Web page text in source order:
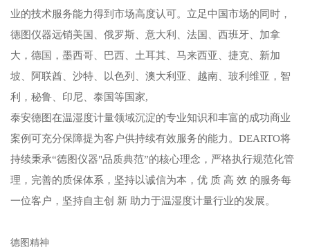
业的技术服务能力得到市场高度认可。立足中国市场的同时，
德图仪器远销美国、俄罗斯、意大利、法国、西班牙、加拿
大，德国，墨西哥、巴西、土耳其、马来西亚、捷克、新加
坡、阿联酋、沙特、以色列、澳大利亚、越南、玻利维亚，智
利，秘鲁、印尼、泰国等国家,
泰安德图在温湿度计量领域沉淀的专业知识和丰富的成功商业
案例可充分保障提为客户供持续有效服务的能力。DEARTO将
持续秉承“德图仪器"品质典范”的核心理念，严格执行规范化管
理，完善的质保体系，坚持以诚信为本，优 质 高 效 的服务每
一位客户，坚持自主创 新 助力于温湿度计量行业的发展。
德图精神